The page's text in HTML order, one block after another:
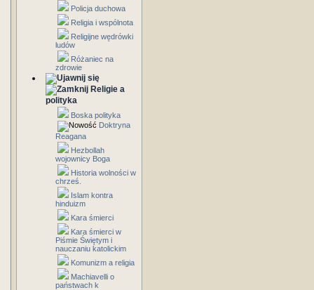
Policja duchowa
Religia i wspólnota
Religijne wędrówki
ludów
Różaniec na
zdrowie
Religie a
polityka
Boska polityka
Doktryna
Reagana
Hezbollah
wojownicy Boga
Historia wolności w
chrześ.
Islam kontra
hinduizm
Kara śmierci
Kara śmierci w
Piśmie Świętym i
nauczaniu katolickim
Komunizm a religia
Machiavelli o
państwach k